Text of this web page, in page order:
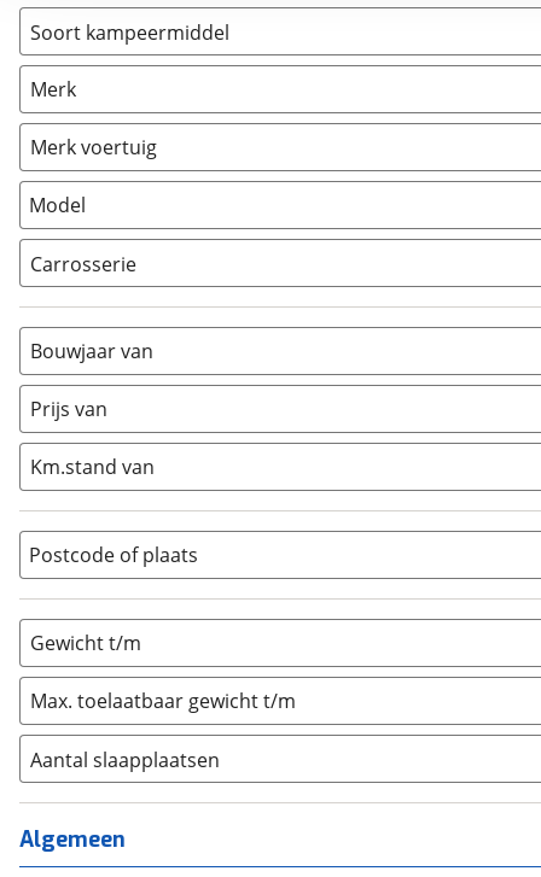
Soort kampeermiddel
Camper (5)
Caravan
Vouwwagen
Merk
Merk voertuig
Model
Carrosserie
Alkoof (0)
Busmodel
Caravan (0)
Half-integraal
Integraal (1)
Opzetunit (0
Vouwwagen (0)
Bouwjaar van
Prijs van
Km.stand van
Postcode of plaats
Gewicht t/m
Max. toelaatbaar gewicht t/m
Aantal slaapplaatsen
1 (1)
2 (0)
3 (0)
Algemeen